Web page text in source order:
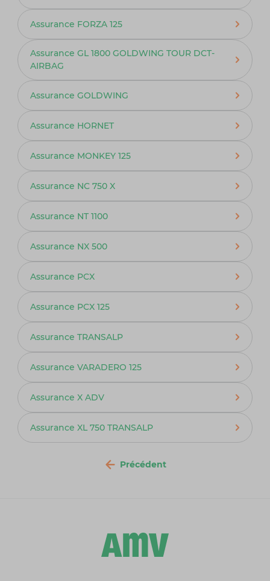
Assurance FORZA 125
Assurance GL 1800 GOLDWING TOUR DCT-
AIRBAG
Assurance GOLDWING
Assurance HORNET
Assurance MONKEY 125
Assurance NC 750 X
Assurance NT 1100
Assurance NX 500
Assurance PCX
Assurance PCX 125
Assurance TRANSALP
Assurance VARADERO 125
Assurance X ADV
Assurance XL 750 TRANSALP
Précédent